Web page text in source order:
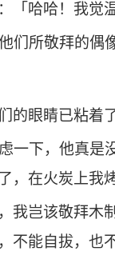
「哈哈！我觉
们所敬拜的偶
的眼睛已粘着
一下，他真是
，在火炭上我
我岂该敬拜木
不能自拔，也